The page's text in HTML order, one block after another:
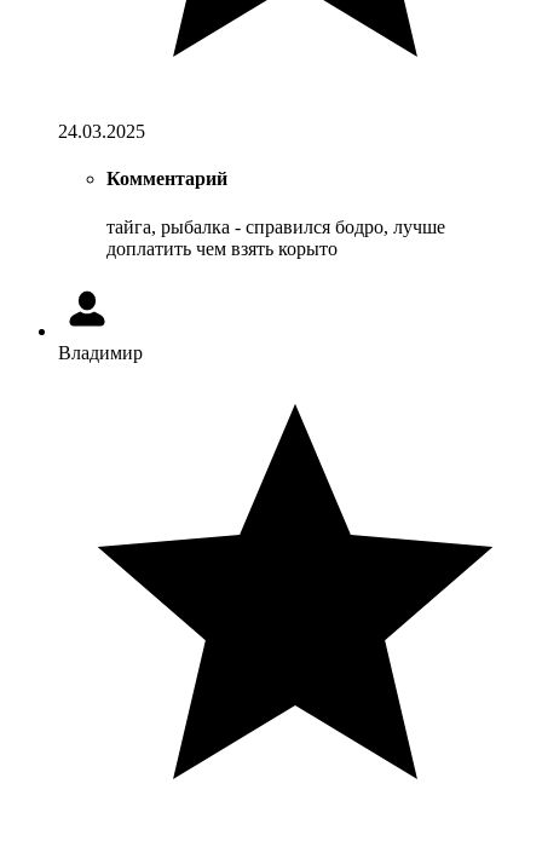
24.03.2025
Комментарий
тайга, рыбалка - справился бодро, лучше
доплатить чем взять корыто
Владимир